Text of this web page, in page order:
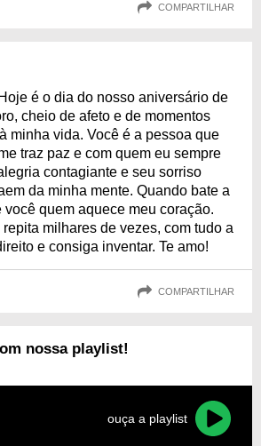
COMPARTILHAR
é o dia do nosso aniversário de
cheio de afeto e de momentos
minha vida. Você é a pessoa que
traz paz e com quem eu sempre
contagiante e seu sorriso
da minha mente. Quando bate a
quem aquece meu coração.
milhares de vezes, com tudo a
e consiga inventar. Te amo!
COMPARTILHAR
nossa playlist!
ouça a playlist